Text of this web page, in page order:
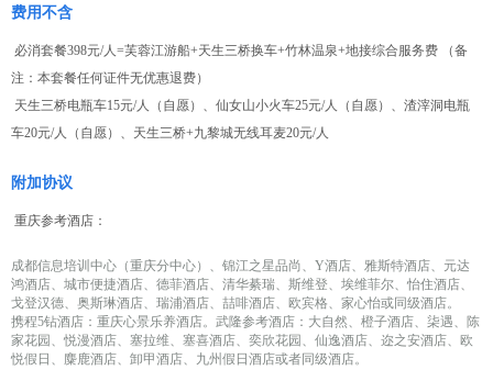
费用不含
必消套餐398元/人=芙蓉江游船+天生三桥换车+竹林温泉+地接综合服务费 （备
注：本套餐任何证件无优惠退费）
天生三桥电瓶车15元/人（自愿）、仙女山小火车25元/人（自愿）、渣滓洞电瓶
车20元/人（自愿）、天生三桥+九黎城无线耳麦20元/人
附加协议
重庆参考酒店：
成都信息培训中心（重庆分中心）、锦江之星品尚、Y酒店、雅斯特酒店、元达
鸿酒店、城市便捷酒店、德菲酒店、清华綦瑞、斯维登、埃维菲尔、怡住酒店、
戈登汉德、奥斯琳酒店、瑞浦酒店、喆啡酒店、欧宾格、家心怡或同级酒店。
携程5钻酒店：重庆心景乐养酒店。武隆参考酒店：大自然、橙子酒店、柒遇、陈
家花园、悦漫酒店、塞拉维、塞喜酒店、奕欣花园、仙逸酒店、迩之安酒店、欧
悦假日、麋鹿酒店、卸甲酒店、九州假日酒店或者同级酒店。